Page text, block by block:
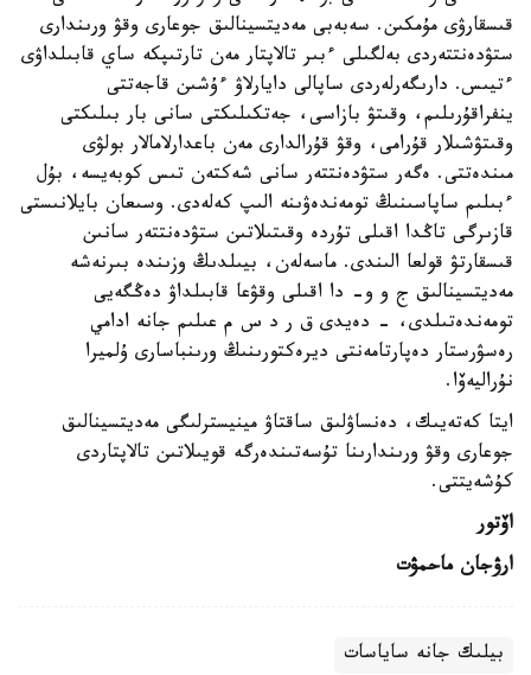
قىسقارۋى مۇمكىن. سەبەبى مەديتسينالىق جوعارى وقۋ ورىندارى
ستۋدەنتتەردى بەلگىلى ءبىر تالاپتار مەن تارتىپكە ساي قابىلداۋى
ءتيىس. دارىگەرلەردى ساپالى دايارلاۋ ءۇشىن قاجەتتى
ينفراقۇرىلىم، وقىتۋ بازاسى، جەتكىلىكتى سانى بار بىلىكتى
وقىتۋشىلار قۇرامى، وقۋ قۇرالدارى مەن باعدارلامالار بولۋى
مىندەتتى. ەگەر ستۋدەنتتەر سانى شەكتەن تىس كوبەيسە، بۇل
ءبىلىم ساپاسىنىڭ تومەندەۋىنە الىپ كەلەدى. وسىعان بايلانىستى
قازىرگى تاڭدا اقىلى تۇردە وقىتىلاتىن ستۋدەنتتەر سانىن
قىسقارتۋ قولعا الىندى. ماسەلەن، بيىلدىڭ وزىندە بىرنەشە
مەديتسينالىق ج و و- دا اقىلى وقۋعا قابىلداۋ دەڭگەيى
تومەندەتىلدى، - دەيدى ق ر د س م عىلىم جانە ادامي
رەسۋرستار دەپارتامەنتى ديرەكتورىنىڭ ورىنباسارى ۇلميرا
نۇراليەۆا.
ايتا كەتەيىك، دەنساۋلىق ساقتاۋ مينيسترلىگى مەديتسينالىق
جوعارى وقۋ ورىندارىنا تۇسەتىندەرگە قويىلاتىن تالاپتاردى
كۇشەيتتى.
اۆتور
ارۋجان ماحمۋت
بيلىك جانە ساياسات